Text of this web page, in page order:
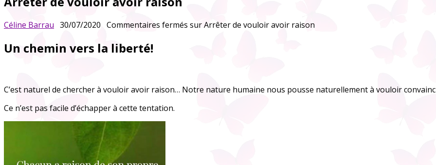
Céline Barrau 30/07/2020 Commentaires fermés sur Arrêter de vouloir avoir raison
Un chemin vers la liberté!
C’est naturel de chercher à vouloir avoir raison… Notre nature humaine nous pousse naturellement à vouloir
Ce n’est pas facile d’échapper à cette tentation.